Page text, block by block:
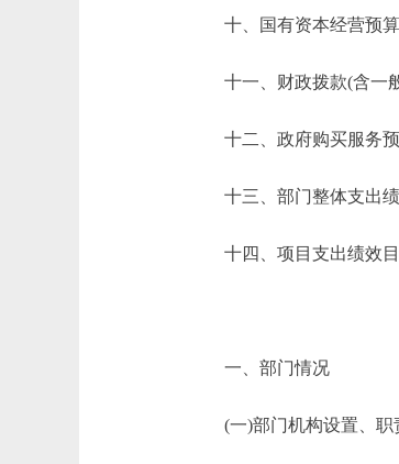
十、国有资本经营预算
十一、财政拨款(含一般
十二、政府购买服务预
十三、部门整体支出绩
十四、项目支出绩效目
一、部门情况
(一)部门机构设置、职